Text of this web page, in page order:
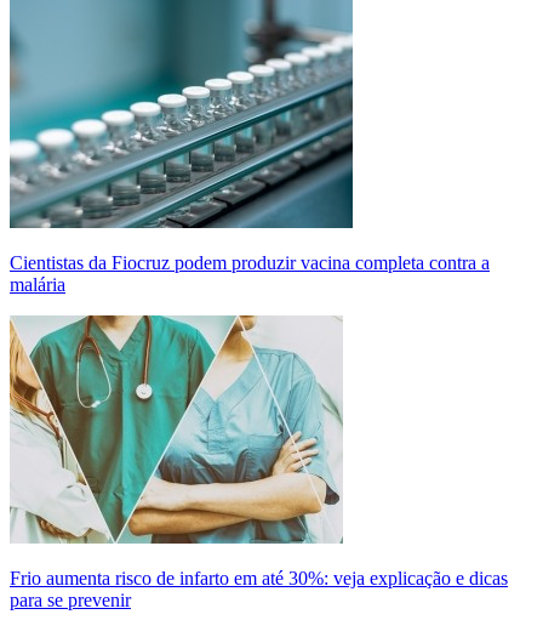
Cientistas da Fiocruz podem produzir vacina completa contra a
malária
Frio aumenta risco de infarto em até 30%: veja explicação e dicas
para se prevenir